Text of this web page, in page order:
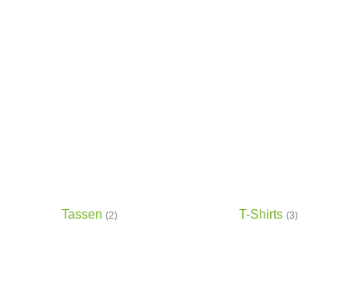
Tassen (2) T-Shirts (3)